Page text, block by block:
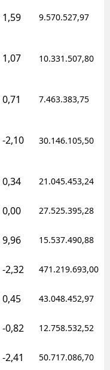
1,59 9.570.527,97
1,07 10.331.507,80
0,71 7.463.383,75
-2,10 30.146.105,50
0,34 21.045.453,24
0,00 27.525.395,28
9,96 15.537.490,88
-2,32 471.219.693,00
0,45 43.048.452,97
-0,82 12.758.532,52
-2,41 50.717.086,70